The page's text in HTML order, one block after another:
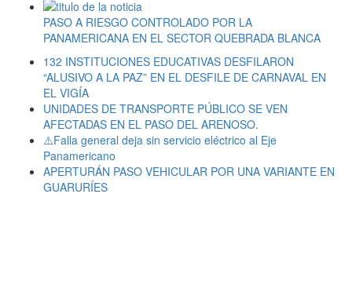
PASO A RIESGO CONTROLADO POR LA
PANAMERICANA EN EL SECTOR QUEBRADA BLANCA
132 INSTITUCIONES EDUCATIVAS DESFILARON
“ALUSIVO A LA PAZ” EN EL DESFILE DE CARNAVAL EN
EL VIGÍA
UNIDADES DE TRANSPORTE PÚBLICO SE VEN
AFECTADAS EN EL PASO DEL ARENOSO.
⚠️Falla general deja sin servicio eléctrico al Eje
Panamericano
APERTURÁN PASO VEHICULAR POR UNA VARIANTE EN
GUARURÍES